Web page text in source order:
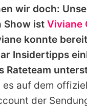
wir doch:
Show ist Viviane
konnte
Insidertipps
Rateteam
es auf dem
der